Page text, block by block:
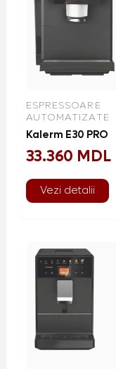
ESPRESSOARE
AUTOMATIZATE
Kalerm E30 PRO
33.360 MDL
Vezi detalii